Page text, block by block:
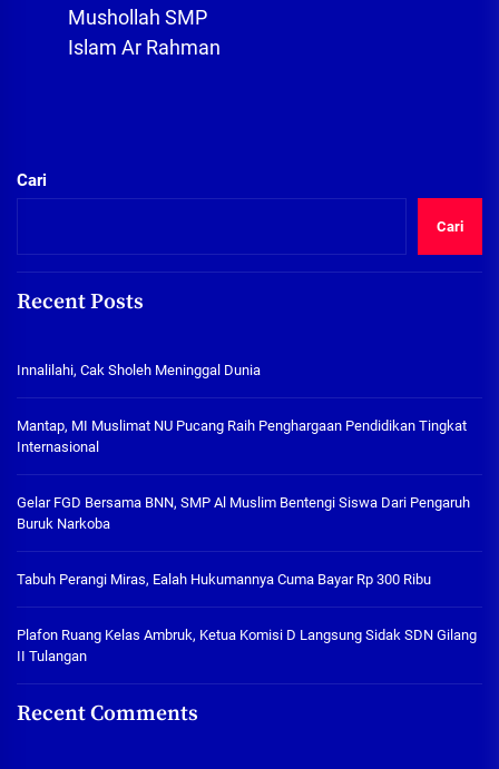
Mushollah SMP
Islam Ar Rahman
Cari
Cari
Recent Posts
Innalilahi, Cak Sholeh Meninggal Dunia
Mantap, MI Muslimat NU Pucang Raih Penghargaan Pendidikan Tingkat
Internasional
Gelar FGD Bersama BNN, SMP Al Muslim Bentengi Siswa Dari Pengaruh
Buruk Narkoba
Tabuh Perangi Miras, Ealah Hukumannya Cuma Bayar Rp 300 Ribu
Plafon Ruang Kelas Ambruk, Ketua Komisi D Langsung Sidak SDN Gilang
II Tulangan
Recent Comments